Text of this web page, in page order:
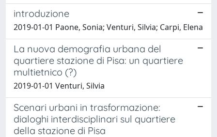
introduzione
2019-01-01 Paone, Sonia; Venturi, Silvia; Carpi, Elena
La nuova demografia urbana del
quartiere stazione di Pisa: un quartiere
multietnico (?)
2019-01-01 Venturi, Silvia
Scenari urbani in trasformazione:
dialoghi interdisciplinari sul quartiere
della stazione di Pisa